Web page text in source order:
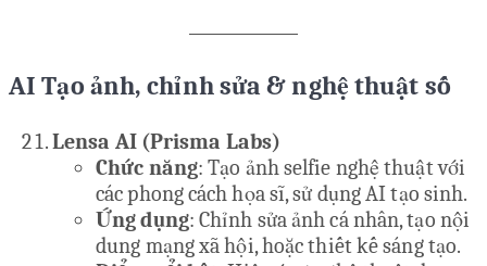
AI Tạo ảnh, chỉnh sửa & nghệ thuật số
Lensa AI (Prisma Labs)
Chức năng: Tạo ảnh selfie nghệ thuật với
các phong cách họa sĩ, sử dụng AI tạo sinh.
Ứng dụng: Chỉnh sửa ảnh cá nhân, tạo nội
dung mạng xã hội, hoặc thiết kế sáng tạo.